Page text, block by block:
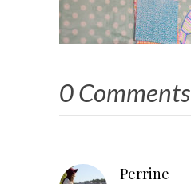
0 Comments
Perrine